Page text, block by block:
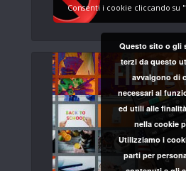
Consenti i cookie cliccando su
Questo sito o gli
terzi da questo
avvalgono di
necessari al
ed utili alle
nella cookie
Utilizziamo i
parti per